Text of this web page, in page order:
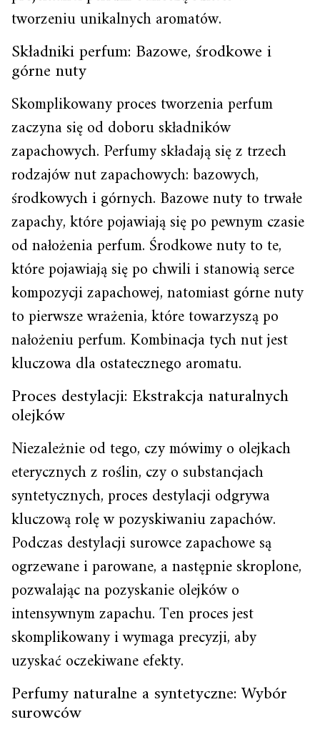
tworzeniu unikalnych aromatów.
Składniki perfum: Bazowe, środkowe i
górne nuty
Skomplikowany proces tworzenia perfum
zaczyna się od doboru składników
zapachowych. Perfumy składają się z trzech
rodzajów nut zapachowych: bazowych,
środkowych i górnych. Bazowe nuty to trwałe
zapachy, które pojawiają się po pewnym czasie
od nałożenia perfum. Środkowe nuty to te,
które pojawiają się po chwili i stanowią serce
kompozycji zapachowej, natomiast górne nuty
to pierwsze wrażenia, które towarzyszą po
nałożeniu perfum. Kombinacja tych nut jest
kluczowa dla ostatecznego aromatu.
Proces destylacji: Ekstrakcja naturalnych
olejków
Niezależnie od tego, czy mówimy o olejkach
eterycznych z roślin, czy o substancjach
syntetycznych, proces destylacji odgrywa
kluczową rolę w pozyskiwaniu zapachów.
Podczas destylacji surowce zapachowe są
ogrzewane i parowane, a następnie skroplone,
pozwalając na pozyskanie olejków o
intensywnym zapachu. Ten proces jest
skomplikowany i wymaga precyzji, aby
uzyskać oczekiwane efekty.
Perfumy naturalne a syntetyczne: Wybór
surowców